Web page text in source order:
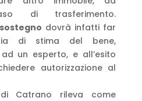
di trasferimento.
dovrà infatti far
di stima del bene,
un esperto, e all’esito
autorizzazione al
di Catrano rileva come